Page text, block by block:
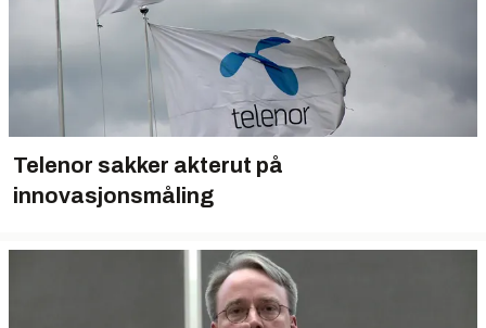
Telenor sakker akterut på
innovasjonsmåling